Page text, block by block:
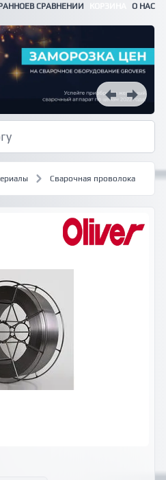
В СРАВНЕНИИ О НАС
Сварочная проволока